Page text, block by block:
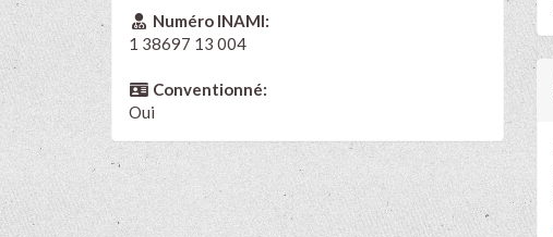
Numéro INAMI:
1 38697 13 004
Conventionné:
Oui